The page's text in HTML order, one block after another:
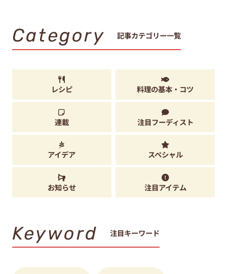
Category 記事カテゴリー一覧
レシピ 料理の基本・コツ
連載 注目フーディスト
アイデア スペシャル
お知らせ 注目アイテム
Keyword 注目キーワード